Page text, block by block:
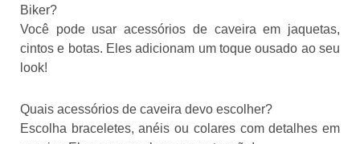
Biker?
Você pode usar acessórios de caveira em jaquetas,
cintos e botas. Eles adicionam um toque ousado ao seu
look!
Quais acessórios de caveira devo escolher?
Escolha braceletes, anéis ou colares com detalhes em